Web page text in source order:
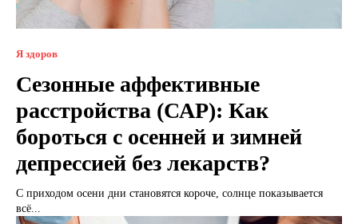
Я здоров
Сезонные аффективные
расстройства (САР): Как
бороться с осенней и зимней
депрессией без лекарств?
С приходом осени дни становятся короче, солнце показывается
всё...